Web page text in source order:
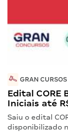
GRAN
Edital CORE
Iniciais até
Saiu o edital
disponibilizado